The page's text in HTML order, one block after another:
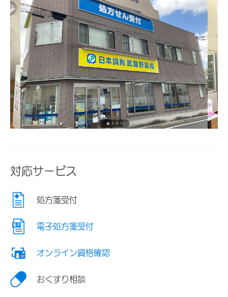
対応サービス
処方箋受付
電子処方箋受付
オンライン資格確認
おくすり相談